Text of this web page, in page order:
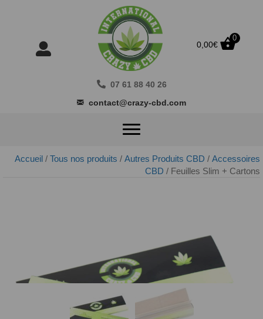
0,00€
0
07 61 88 40 26
contact@crazy-cbd.com
Accueil / Tous nos produits / Autres Produits CBD / Accessoires
CBD / Feuilles Slim + Cartons